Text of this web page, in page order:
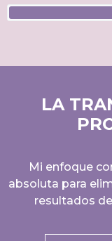
LA
Mi enfoque
absoluta para
resultados